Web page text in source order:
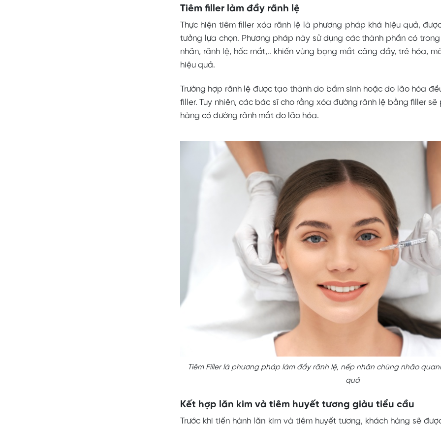
Tiêm filler làm đầy rãnh lệ
Thực hiện tiêm filler xóa rãnh lệ là phương pháp khá hiệu quả,
tưởng lựa chọn. Phương pháp này sử dụng các thành phần có
nhăn, rãnh lệ, hốc mắt,.. khiến vùng bọng mắt căng đầy, trẻ hóa,
hiệu quả.
Trường hợp rãnh lệ được tạo thành do bẩm sinh hoặc do lão hóa
filler. Tuy nhiên, các bác sĩ cho rằng xóa đường rãnh lệ bằng filler sẽ
hàng có đường rãnh mắt do lão hóa.
Tiêm Filler là phương pháp làm đầy rãnh lệ, nếp nhăn chùng nhão
quả
Kết hợp lăn kim và tiêm huyết tương giàu tiểu cầu
Trước khi tiến hành lăn kim và tiêm huyết tương, khách hàng sẽ